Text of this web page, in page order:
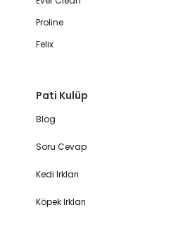
Proline
Felix
Pati Kulüp
Blog
Soru Cevap
Kedi Irkları
Köpek Irkları